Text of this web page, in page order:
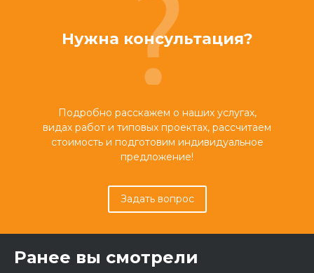
Нужна консультация?
Подробно расскажем о наших услугах,
видах работ и типовых проектах, рассчитаем
стоимость и подготовим индивидуальное
предложение!
Задать вопрос
Ранее вы смотрели